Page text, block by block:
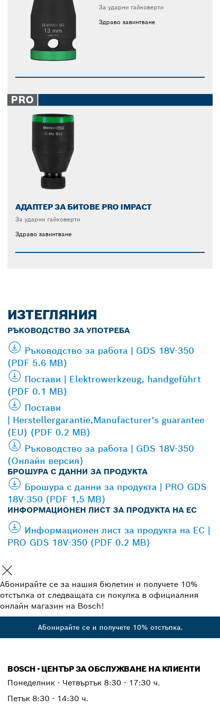
За ударни гайковерти
Здраво завинтване
PRO
АДАПТЕР ЗА БИТОВЕ PRO IMPACT
За ударни гайковерти
Здраво завинтване
ИЗТЕГЛЯНИЯ
РЪКОВОДСТВО ЗА УПОТРЕБА
Ръководство за работа | GDS 18V-350
(PDF 5.6 MB)
Постави | Elektrowerkzeug, handgeführt
(PDF 0.1 MB)
Постави
| Herstellergarantie,Manufacturer's guarantee
(EU) (PDF 0.2 MB)
Ръководство за работа | GDS 18V-350
(Онлайн версия)
БРОШУРА С ДАННИ ЗА ПРОДУКТА
Брошура с данни за продукта | PRO GDS
18V-350 (PDF 1,5 MB)
ИНФОРМАЦИОНЕН ЛИСТ ЗА ПРОДУКТА НА ЕС
Информационен лист за продукта на ЕС |
PRO GDS 18V-350 (PDF 0.2 MB)
Абонирайте се за нашия бюлетин и получете 10%
отстъпка от следващата си покупка в официалния
онлайн магазин на Bosch!
Абонирайте се и получете 10% отстъпка.
BOSCH - ЦЕНТЪР ЗА ОБСЛУЖВАНЕ НА КЛИЕНТИ
Понеделник - Четвъртък 8:30 - 17:30 ч.
Петък 8:30 - 14:30 ч.